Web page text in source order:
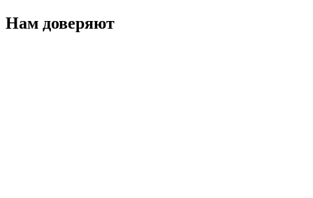
Нам доверяют